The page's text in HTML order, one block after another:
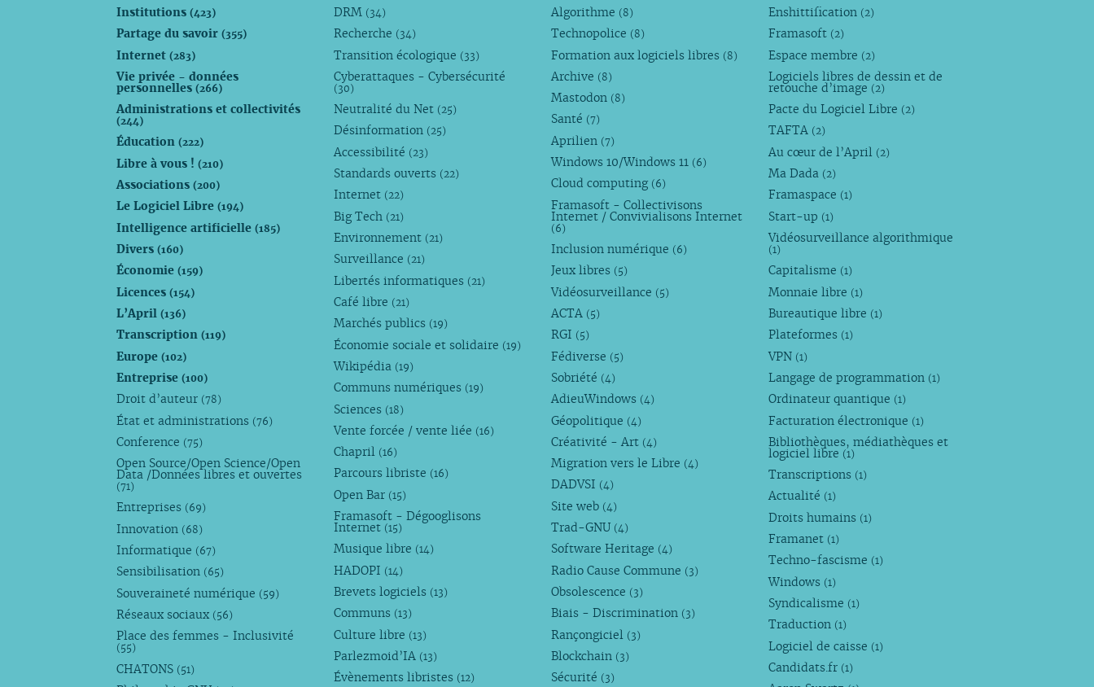
avril
mars
février
janvier
mars
janvier
février
février
janvier
Institutions(423)
Partage du savoir(355)
Internet(283)
Vie privée - données
personnelles(266)
Administrations et collectivités
(244)
Éducation(222)
Libre à vous !(210)
Associations(200)
Le Logiciel Libre(194)
Intelligence artificielle(185)
Divers(160)
Économie(159)
Licences(154)
L’April(136)
Transcription(119)
Europe(102)
Entreprise(100)
Droit d’auteur (78)
État et administrations (76)
Conference (75)
Open Source/Open Science/Open
Data /Données libres et ouvertes
(71)
Entreprises (69)
Innovation (68)
Informatique (67)
Sensibilisation (65)
Souveraineté numérique (59)
Réseaux sociaux (56)
Place des femmes - Inclusivité
(55)
CHATONS (51)
DRM (34)
Recherche (34)
Transition écologique (33)
Cyberattaques - Cybersécurité
(30)
Neutralité du Net (25)
Désinformation (25)
Accessibilité (23)
Standards ouverts (22)
Internet (22)
Big Tech (21)
Environnement (21)
Surveillance (21)
Libertés informatiques (21)
Café libre (21)
Marchés publics (19)
Économie sociale et solidaire (19)
Wikipédia (19)
Communs numériques (19)
Sciences (18)
Vente forcée / vente liée (16)
Chapril (16)
Parcours libriste (16)
Open Bar (15)
Framasoft - Dégooglisons
Internet (15)
Musique libre (14)
HADOPI (14)
Brevets logiciels (13)
Communs (13)
Culture libre (13)
Parlezmoid’IA (13)
Évènements libristes (12)
Algorithme (8)
Technopolice (8)
Formation aux logiciels libres (8)
Archive (8)
Mastodon (8)
Santé (7)
Aprilien (7)
Windows 10/Windows 11 (6)
Cloud computing (6)
Framasoft - Collectivisons
Internet / Convivialisons Internet
(6)
Inclusion numérique (6)
Jeux libres (5)
Vidéosurveillance (5)
ACTA (5)
RGI (5)
Fédiverse (5)
Sobriété (4)
AdieuWindows (4)
Géopolitique (4)
Créativité - Art (4)
Migration vers le Libre (4)
DADVSI (4)
Site web (4)
Trad-GNU (4)
Software Heritage (4)
Radio Cause Commune (3)
Obsolescence (3)
Biais - Discrimination (3)
Rançongiciel (3)
Blockchain (3)
Sécurité (3)
Enshittification (2)
Framasoft (2)
Espace membre (2)
Logiciels libres de dessin et de
retouche d’image (2)
Pacte du Logiciel Libre (2)
TAFTA (2)
Au cœur de l’April (2)
Ma Dada (2)
Framaspace (1)
Start-up (1)
Vidéosurveillance algorithmique
(1)
Capitalisme (1)
Monnaie libre (1)
Bureautique libre (1)
Plateformes (1)
VPN (1)
Langage de programmation (1)
Ordinateur quantique (1)
Facturation électronique (1)
Bibliothèques, médiathèques et
logiciel libre (1)
Transcriptions (1)
Actualité (1)
Droits humains (1)
Framanet (1)
Techno-fascisme (1)
Windows (1)
Syndicalisme (1)
Traduction (1)
Logiciel de caisse (1)
Candidats.fr (1)